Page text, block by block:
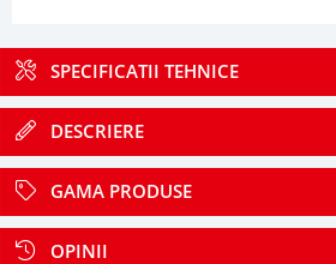
SPECIFICATII TEHNICE
DESCRIERE
GAMA PRODUSE
OPINII